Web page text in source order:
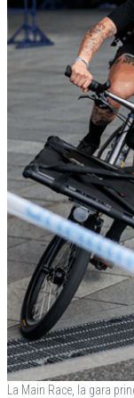
La Main Race, la gara